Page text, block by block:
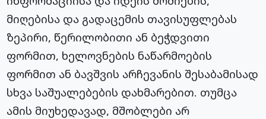
მიღებისა და გადაცემის თავისუფლებას
ზეპირი, წერილობითი ან ბეჭდვითი
ფორმით, ხელოვნების ნაწარმოების
ფორმით ან ბავშვის არჩევანის შესაბამისად
სხვა საშუალებების დახმარებით. თუმცა
ამის მიუხედავად, მშობლები არ